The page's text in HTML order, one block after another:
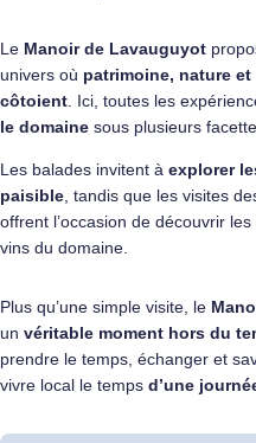
Le Manoir de Lavauguyot
univers où patrimoine, nature
côtoient . Ici, toutes les
le domaine sous plusieurs
Les balades invitent à explorer
paisible , tandis que les visites
offrent l’occasion de découvrir
vins du domaine.
Plus qu’une simple visite, le
un véritable moment hors du
prendre le temps, échanger et
vivre local le temps d’une